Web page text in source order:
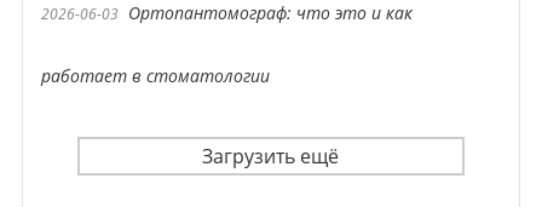
2026-06-03 Ортопантомограф: что это и как
работает в стоматологии
Загрузить ещё